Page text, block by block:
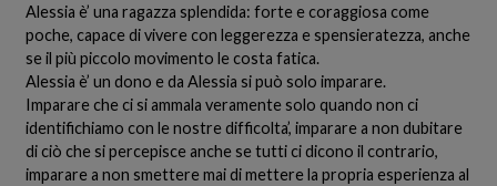
Alessia è’ una ragazza splendida: forte e coraggiosa come
poche, capace di vivere con leggerezza e spensieratezza, anche
se il più piccolo movimento le costa fatica.
Alessia è’ un dono e da Alessia si può solo imparare.
Imparare che ci si ammala veramente solo quando non ci
identifichiamo con le nostre difficolta’, imparare a non dubitare
di ciò che si percepisce anche se tutti ci dicono il contrario,
imparare a non smettere mai di mettere la propria esperienza al